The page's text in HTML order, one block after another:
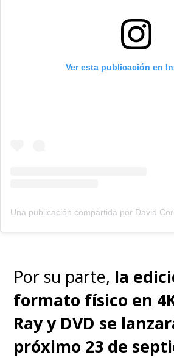
Ver esta publicación en
Por su parte, la
formato físico en
Ray y DVD se
próximo 23 de